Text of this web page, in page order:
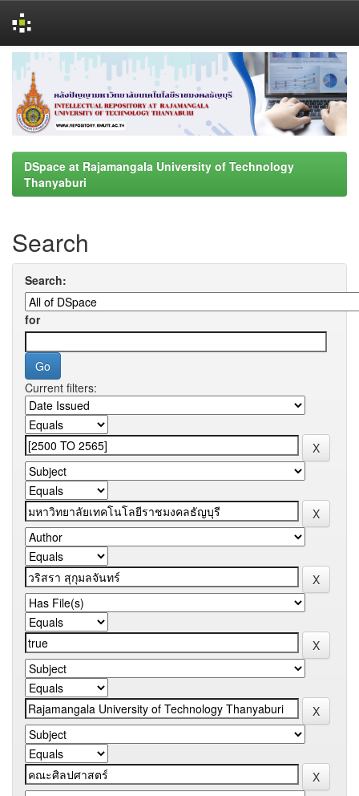
navigation
DSpace at Rajamangala University of Technology
Thanyaburi
Search
Search:
for
Current filters: